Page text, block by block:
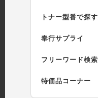
トナー型番で探す
奉行サプライ
フリーワード検索
特価品コーナー